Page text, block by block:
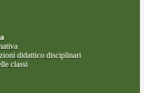
didattico disciplinari
classi